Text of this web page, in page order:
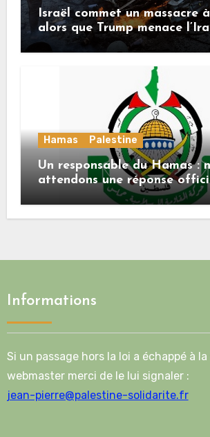
Israël commet un massacre
alors que Trump menace
«décapitation»
Hamas Palestine
Un responsable du Hamas :
attendons une réponse
Mladenov concernant la
route de la deuxième phase
Informations
Si un passage hors la loi a échappé à
webmaster merci de le lui signaler :
jean-pierre@palestine-solidarite.fr